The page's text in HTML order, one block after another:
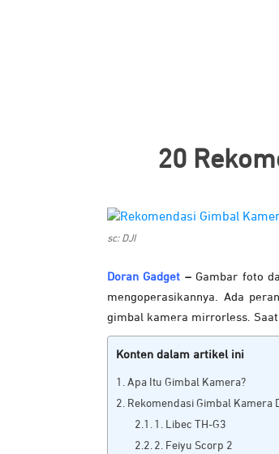
20
sc: DJI
Doran Gadget – Gambar foto
mengoperasikannya. Ada
gimbal kamera mirrorless.
Konten dalam artikel ini
Apa Itu Gimbal Kamera?
Rekomendasi Gimbal Kamera
1. Libec TH-G3
2. Feiyu Scorp 2